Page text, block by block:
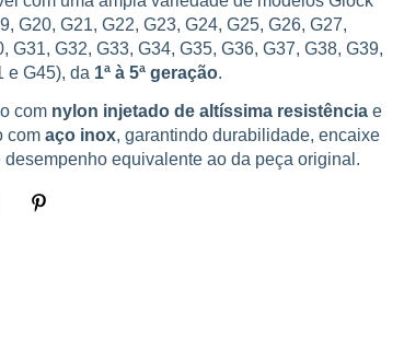
G20, G21, G22, G23, G24, G25, G26, G27,
G31, G32, G33, G34, G35, G36, G37, G38, G39,
e G45), da 1ª à 5ª geração.
com nylon injetado de altíssima resistência e
com aço inox, garantindo durabilidade, encaixe
desempenho equivalente ao da peça original.